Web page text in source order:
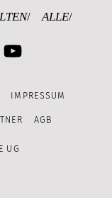
ALLE
Channel
IMPRESSUM
AGB
UG